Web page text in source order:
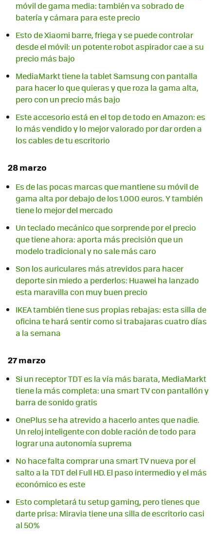
móvil de gama media: también va sobrado de
batería y cámara para este precio
Esto de Xiaomi barre, friega y se puede controlar
desde el móvil: un potente robot aspirador cae a su
precio más bajo
MediaMarkt tiene la tablet Samsung con pantalla
para hacer lo que quieras y que roza la gama alta,
pero con un precio más bajo
Este accesorio está en el top de todo en Amazon: es
lo más vendido y lo mejor valorado por dar orden a
los cables de tu escritorio
28 marzo
Es de las pocas marcas que mantiene su móvil de
gama alta por debajo de los 1.000 euros. Y también
tiene lo mejor del mercado
Un teclado mecánico que sorprende por el precio
que tiene ahora: aporta más precisión que un
modelo tradicional y no sale más caro
Son los auriculares más atrevidos para hacer
deporte sin miedo a perderlos: Huawei ha lanzado
esta maravilla con muy buen precio
IKEA también tiene sus propias rebajas: esta silla de
oficina te hará sentir como si trabajaras cuatro días
a la semana
27 marzo
Si un receptor TDT es la vía más barata, MediaMarkt
tiene la más completa: una smart TV con pantallón y
barra de sonido gratis
OnePlus se ha atrevido a hacerlo antes que nadie.
Un reloj inteligente con doble ración de todo para
lograr una autonomía suprema
No hace falta comprar una smart TV nueva por el
salto a la TDT del Full HD. El paso intermedio y el más
económico es este
Esto completará tu setup gaming, pero tienes que
darte prisa: Miravia tiene una silla de escritorio casi
al 50%